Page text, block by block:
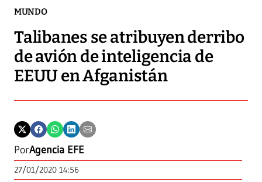
MUNDO
Talibanes se atribuyen derribo
de avión de inteligencia de
EEUU en Afganistán
PorAgencia EFE
27/01/2020 14:56